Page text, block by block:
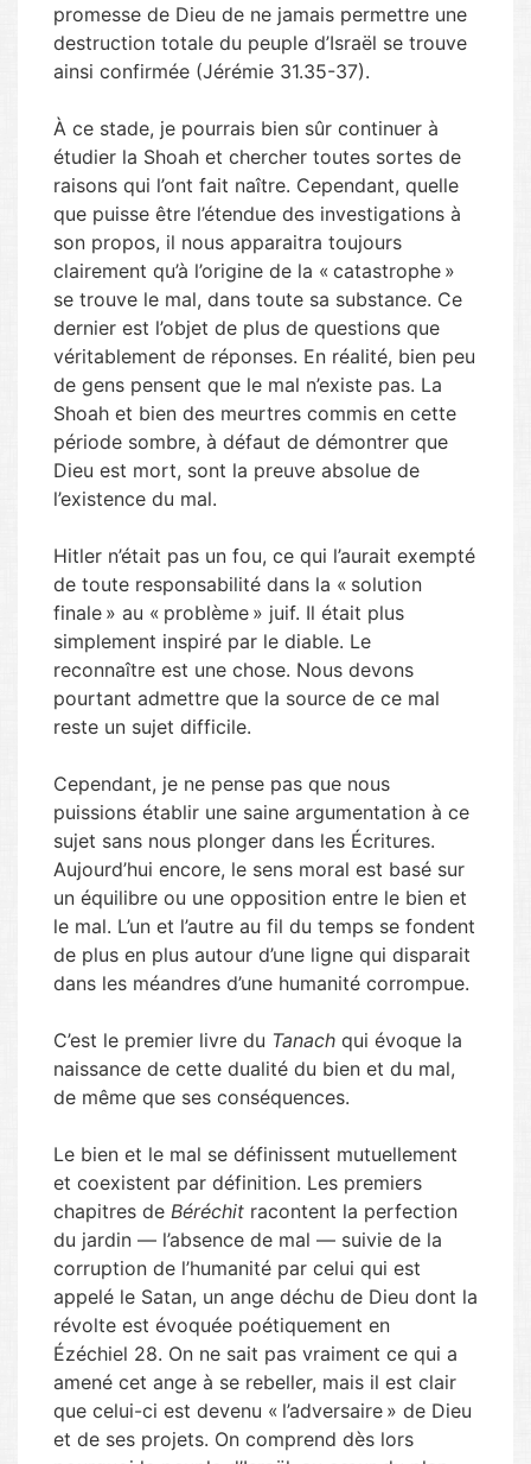
promesse de Dieu de ne jamais permettre une
destruction totale du peuple d’Israël se trouve
ainsi confirmée (Jérémie 31.35-37).
À ce stade, je pourrais bien sûr continuer à
étudier la Shoah et chercher toutes sortes de
raisons qui l’ont fait naître. Cependant, quelle
que puisse être l’étendue des investigations à
son propos, il nous apparaitra toujours
clairement qu’à l’origine de la « catastrophe »
se trouve le mal, dans toute sa substance. Ce
dernier est l’objet de plus de questions que
véritablement de réponses. En réalité, bien peu
de gens pensent que le mal n’existe pas. La
Shoah et bien des meurtres commis en cette
période sombre, à défaut de démontrer que
Dieu est mort, sont la preuve absolue de
l’existence du mal.
Hitler n’était pas un fou, ce qui l’aurait exempté
de toute responsabilité dans la « solution
finale » au « problème » juif. Il était plus
simplement inspiré par le diable. Le
reconnaître est une chose. Nous devons
pourtant admettre que la source de ce mal
reste un sujet difficile.
Cependant, je ne pense pas que nous
puissions établir une saine argumentation à ce
sujet sans nous plonger dans les Écritures.
Aujourd’hui encore, le sens moral est basé sur
un équilibre ou une opposition entre le bien et
le mal. L’un et l’autre au fil du temps se fondent
de plus en plus autour d’une ligne qui disparait
dans les méandres d’une humanité corrompue.
C’est le premier livre du Tanach qui évoque la
naissance de cette dualité du bien et du mal,
de même que ses conséquences.
Le bien et le mal se définissent mutuellement
et coexistent par définition. Les premiers
chapitres de Béréchit racontent la perfection
du jardin — l’absence de mal — suivie de la
corruption de l’humanité par celui qui est
appelé le Satan, un ange déchu de Dieu dont la
révolte est évoquée poétiquement en
Ézéchiel 28. On ne sait pas vraiment ce qui a
amené cet ange à se rebeller, mais il est clair
que celui-ci est devenu « l’adversaire » de Dieu
et de ses projets. On comprend dès lors